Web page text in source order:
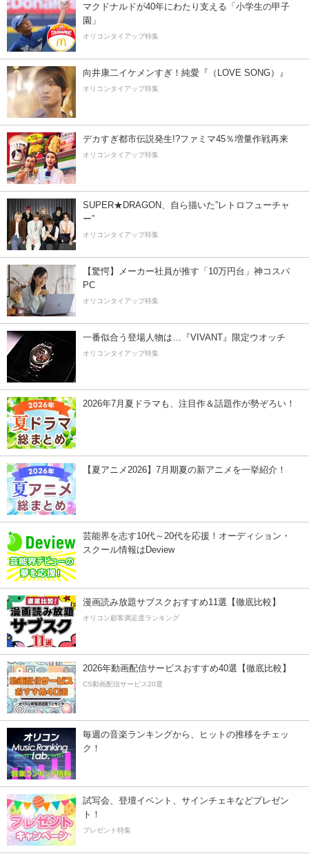
マクドナルドが40年にわたり支える「小学生の甲子
園」
オリコンタイアップ特集
向井康二イケメンすぎ！純愛『（LOVE SONG）』
オリコンタイアップ特集
デカすぎ都市伝説発生!?ファミマ45％増量作戦再来
オリコンタイアップ特集
SUPER★DRAGON、自ら描いた”レトロフューチャ
ー”
オリコンタイアップ特集
【驚愕】メーカー社員が推す「10万円台」神コスパ
PC
オリコンタイアップ特集
一番似合う登場人物は…『VIVANT』限定ウオッチ
オリコンタイアップ特集
2026年7月夏ドラマも、注目作＆話題作が勢ぞろい！
【夏アニメ2026】7月期夏の新アニメを一挙紹介！
芸能界を志す10代～20代を応援！オーディション・
スクール情報はDeview
漫画読み放題サブスクおすすめ11選【徹底比較】
オリコン顧客満足度ランキング
2026年動画配信サービスおすすめ40選【徹底比較】
CS動画配信サービス20選
毎週の音楽ランキングから、ヒットの推移をチェッ
ク！
試写会、登壇イベント、サインチェキなどプレゼン
ト！
プレゼント特集